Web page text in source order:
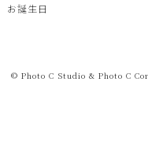
お誕生日
© Photo C Studio & Photo C